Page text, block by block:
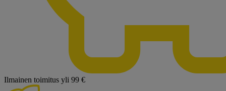
Ilmainen toimitus yli 99 €